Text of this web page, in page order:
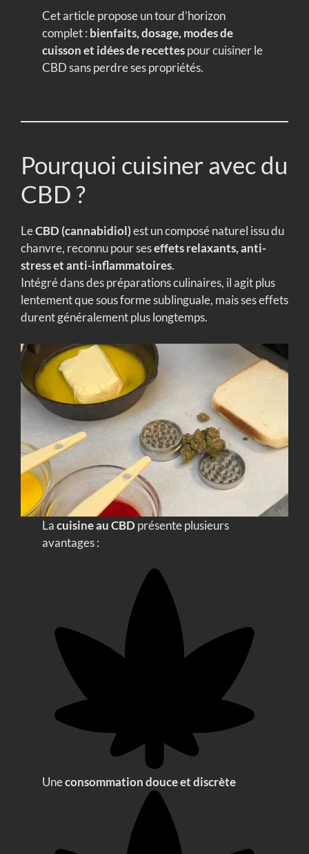
Cet article propose un tour d’horizon
complet : bienfaits, dosage, modes de
cuisson et idées de recettespour cuisiner le
CBD sans perdre ses propriétés.
Pourquoi cuisiner avec du
CBD ?
LeCBD (cannabidiol)est un composé naturel issu du
chanvre, reconnu pour seseffets relaxants, anti-
stress et anti-inflammatoires.
Intégré dans des préparations culinaires, il agit plus
lentement que sous forme sublinguale, mais ses effets
durent généralement plus longtemps.
Lacuisine au CBD présente plusieurs
avantages :
Uneconsommation douce et discrète